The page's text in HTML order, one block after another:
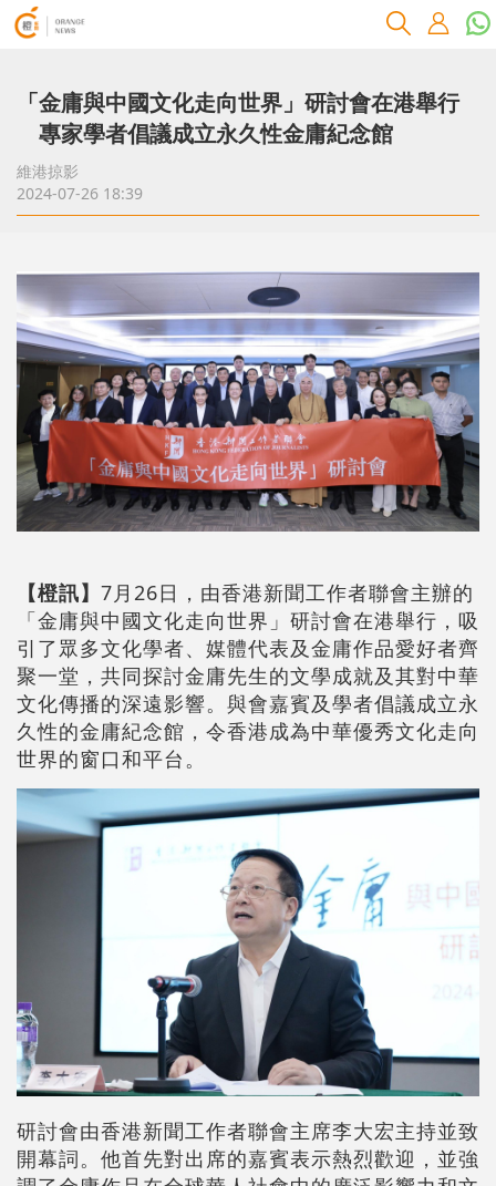
「金庸與中國文化走向世界」研討會在港舉行
專家學者倡議成立永久性金庸紀念館
維港掠影
2024-07-26 18:39
【橙訊】 7月26日，由香港新聞工作者聯會主辦的
「金庸與中國文化走向世界」研討會在港舉行，吸
引了眾多文化學者、媒體代表及金庸作品愛好者齊
聚一堂，共同探討金庸先生的文學成就及其對中華
文化傳播的深遠影響。與會嘉賓及學者倡議成立永
久性的金庸紀念館，令香港成為中華優秀文化走向
世界的窗口和平台。
研討會由香港新聞工作者聯會主席李大宏主持並致
開幕詞。他首先對出席的嘉賓表示熱烈歡迎，並強